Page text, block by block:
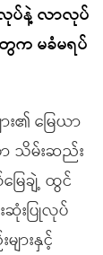
ပ်နဲ့ လာလုပ်
က မခံမရပ်
း၏ မြေယာ
သိမ်းဆည်း
ေချဲ့ ထွင်
ဆုံးပြုလုပ်
ားနှင့်